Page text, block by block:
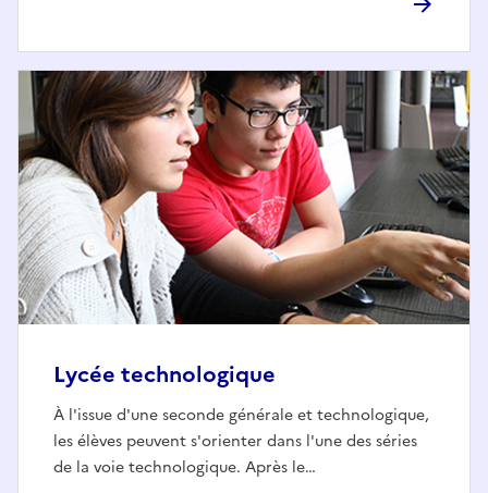
Lycée technologique
À l'issue d'une seconde générale et technologique,
les élèves peuvent s'orienter dans l'une des séries
de la voie technologique. Après le…